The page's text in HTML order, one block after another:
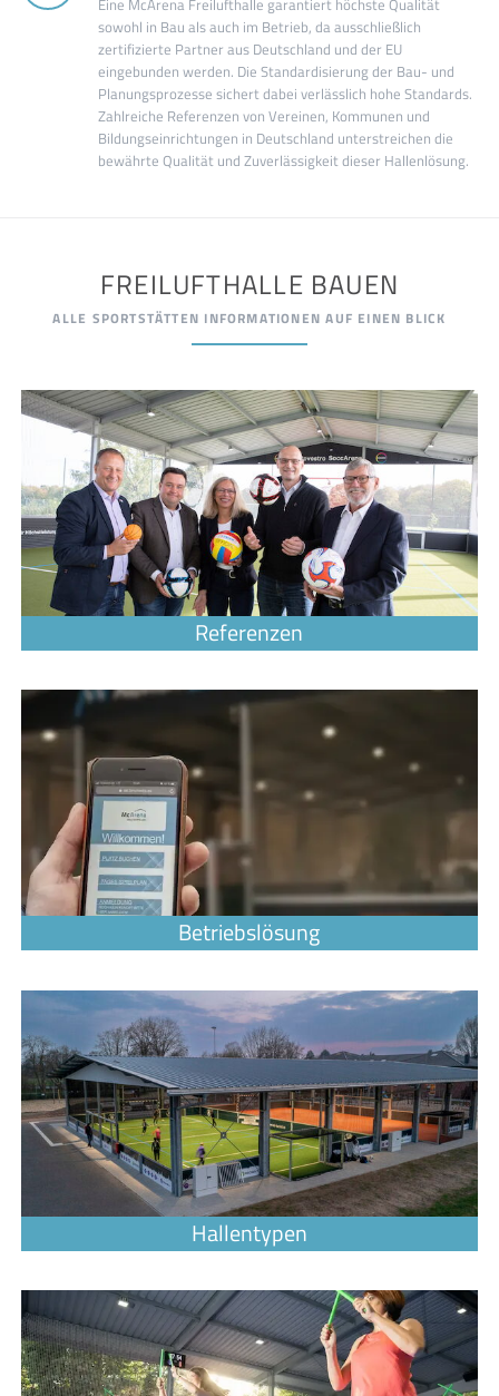
sowohl in Bau als auch im Betrieb, da ausschließlich
zertifizierte Partner aus Deutschland und der EU
eingebunden werden. Die Standardisierung der Bau- und
Planungsprozesse sichert dabei verlässlich hohe Standards.
Zahlreiche Referenzen von Vereinen, Kommunen und
Bildungseinrichtungen in Deutschland unterstreichen die
bewährte Qualität und Zuverlässigkeit dieser Hallenlösung.
FREILUFTHALLE BAUEN
ALLE SPORTSTÄTTEN INFORMATIONEN AUF EINEN BLICK